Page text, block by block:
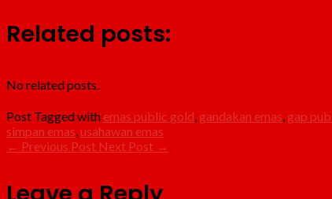
Related posts:
No related posts.
Post Tagged with emas public gold, gandakan emas, gap
simpan emas, usahawan emas
← Previous Post Next Post →